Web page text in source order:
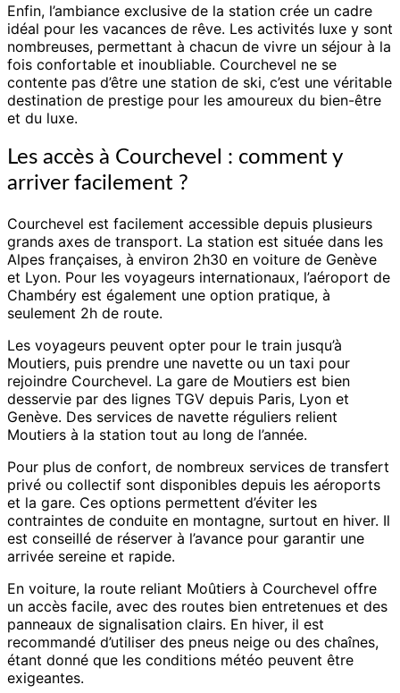
Enfin, l’ambiance exclusive de la station crée un cadre
idéal pour les vacances de rêve. Les activités luxe y sont
nombreuses, permettant à chacun de vivre un séjour à la
fois confortable et inoubliable. Courchevel ne se
contente pas d’être une station de ski, c’est une véritable
destination de prestige pour les amoureux du bien-être
et du luxe.
Les accès à Courchevel : comment y
arriver facilement ?
Courchevel est facilement accessible depuis plusieurs
grands axes de transport. La station est située dans les
Alpes françaises, à environ 2h30 en voiture de Genève
et Lyon. Pour les voyageurs internationaux, l’aéroport de
Chambéry est également une option pratique, à
seulement 2h de route.
Les voyageurs peuvent opter pour le train jusqu’à
Moutiers, puis prendre une navette ou un taxi pour
rejoindre Courchevel. La gare de Moutiers est bien
desservie par des lignes TGV depuis Paris, Lyon et
Genève. Des services de navette réguliers relient
Moutiers à la station tout au long de l’année.
Pour plus de confort, de nombreux services de transfert
privé ou collectif sont disponibles depuis les aéroports
et la gare. Ces options permettent d’éviter les
contraintes de conduite en montagne, surtout en hiver. Il
est conseillé de réserver à l’avance pour garantir une
arrivée sereine et rapide.
En voiture, la route reliant Moûtiers à Courchevel offre
un accès facile, avec des routes bien entretenues et des
panneaux de signalisation clairs. En hiver, il est
recommandé d’utiliser des pneus neige ou des chaînes,
étant donné que les conditions météo peuvent être
exigeantes.